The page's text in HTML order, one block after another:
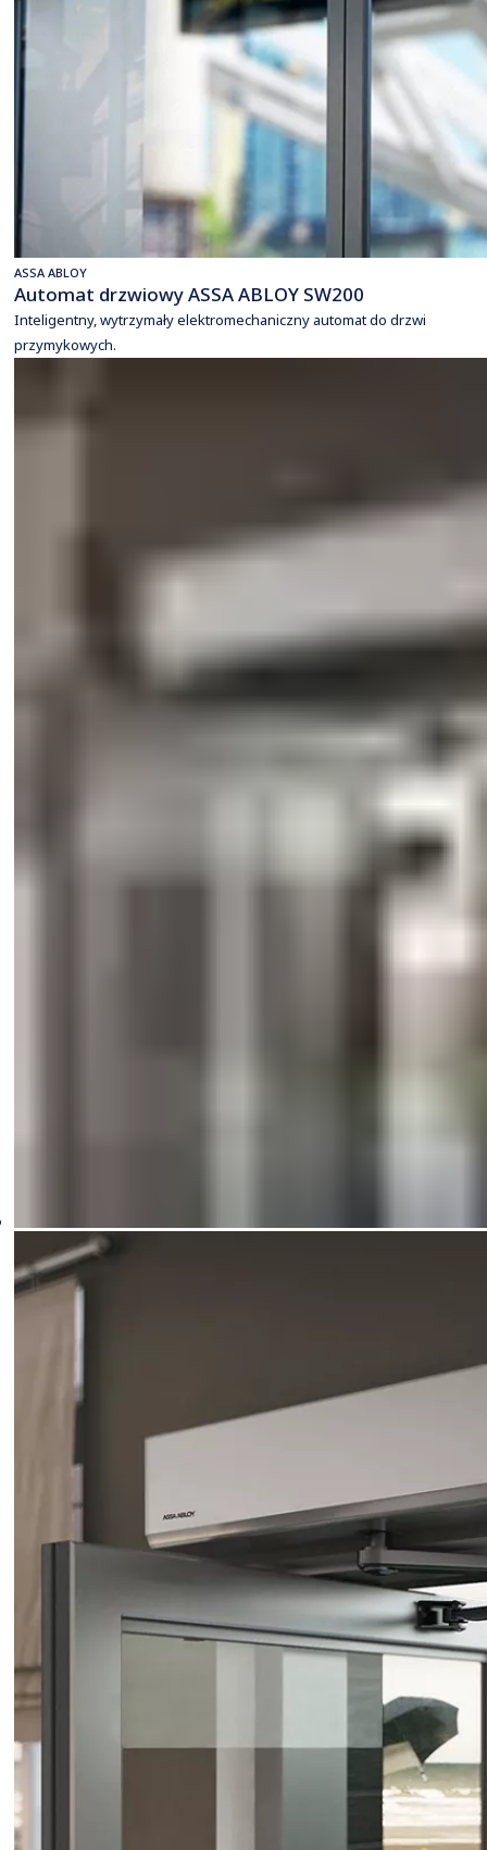
ASSA ABLOY
Automat drzwiowy ASSA ABLOY SW200
Inteligentny, wytrzymały elektromechaniczny automat do drzwi
przymykowych.